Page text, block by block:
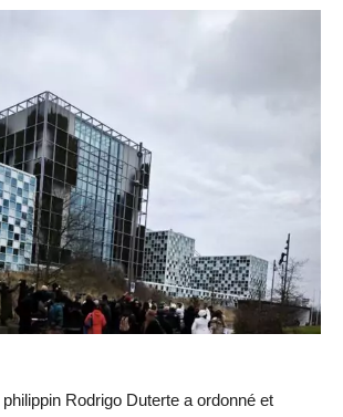
philippin Rodrigo Duterte a ordonné et